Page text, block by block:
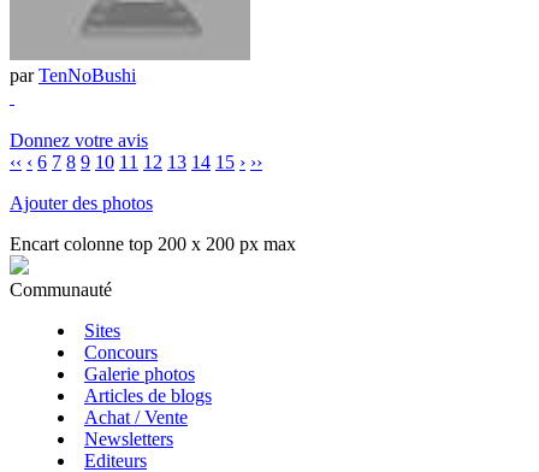
parTenNoBushi
Donnez votre avis
‹‹ ‹ 6 7 8 9 10 11 12 13 14 15 › ››
Ajouter des photos
Encart colonne top 200 x 200 px max
Communauté
Sites
Concours
Galerie photos
Articles de blogs
Achat / Vente
Newsletters
Editeurs